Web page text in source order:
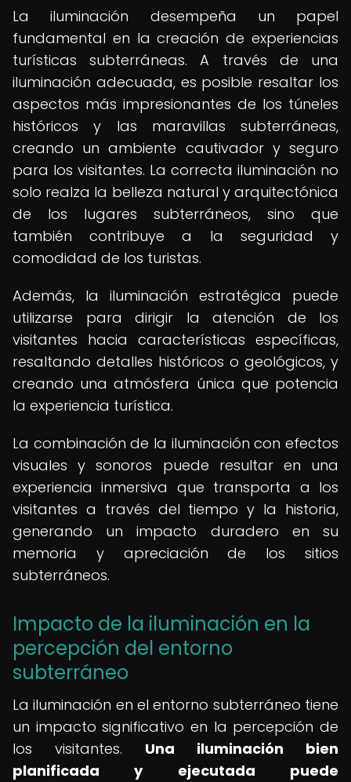
La iluminación desempeña un papel
fundamental en la creación de experiencias
turísticas subterráneas. A través de una
iluminación adecuada, es posible resaltar los
aspectos más impresionantes de los túneles
históricos y las maravillas subterráneas,
creando un ambiente cautivador y seguro
para los visitantes. La correcta iluminación no
solo realza la belleza natural y arquitectónica
de los lugares subterráneos, sino que
también contribuye a la seguridad y
comodidad de los turistas.
Además, la iluminación estratégica puede
utilizarse para dirigir la atención de los
visitantes hacia características específicas,
resaltando detalles históricos o geológicos, y
creando una atmósfera única que potencia
la experiencia turística.
La combinación de la iluminación con efectos
visuales y sonoros puede resultar en una
experiencia inmersiva que transporta a los
visitantes a través del tiempo y la historia,
generando un impacto duradero en su
memoria y apreciación de los sitios
subterráneos.
Impacto de la iluminación en la
percepción del entorno
subterráneo
La iluminación en el entorno subterráneo tiene
un impacto significativo en la percepción de
los visitantes. Una iluminación bien
planificada y ejecutada puede